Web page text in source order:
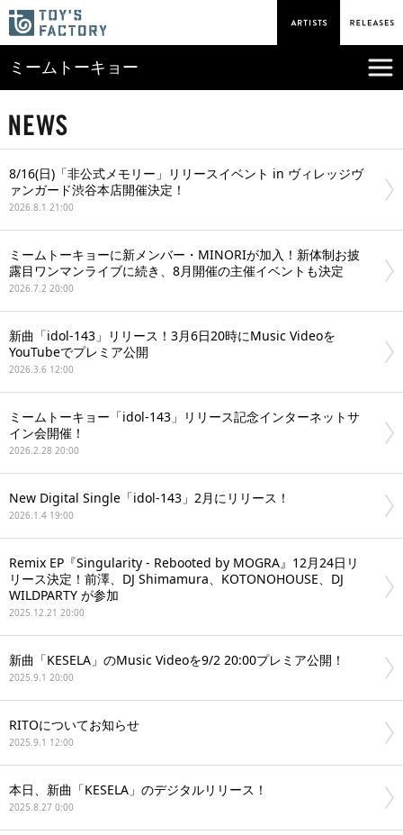
ミームトーキョー
8/16(日)「非公式メモリー」リリースイベント in ヴィレッジヴ
ァンガード渋谷本店開催決定！
2026.8.1 21:00
ミームトーキョーに新メンバー・MINORIが加入！新体制お披
露目ワンマンライブに続き、8月開催の主催イベントも決定
2026.7.2 20:00
新曲「idol-143」リリース！3月6日20時にMusic Videoを
YouTubeでプレミア公開
2026.3.6 12:00
ミームトーキョー「idol-143」リリース記念インターネットサ
イン会開催！
2026.2.28 20:00
New Digital Single「idol-143」2月にリリース！
2026.1.4 19:00
Remix EP『Singularity - Rebooted by MOGRA』12月24日リ
リース決定！前澤、DJ Shimamura、KOTONOHOUSE、DJ
WILDPARTY が参加
2025.12.21 20:00
新曲「KESELA」のMusic Videoを9/2 20:00プレミア公開！
2025.9.1 20:00
RITOについてお知らせ
2025.9.1 12:00
本日、新曲「KESELA」のデジタルリリース！
2025.8.27 0:00